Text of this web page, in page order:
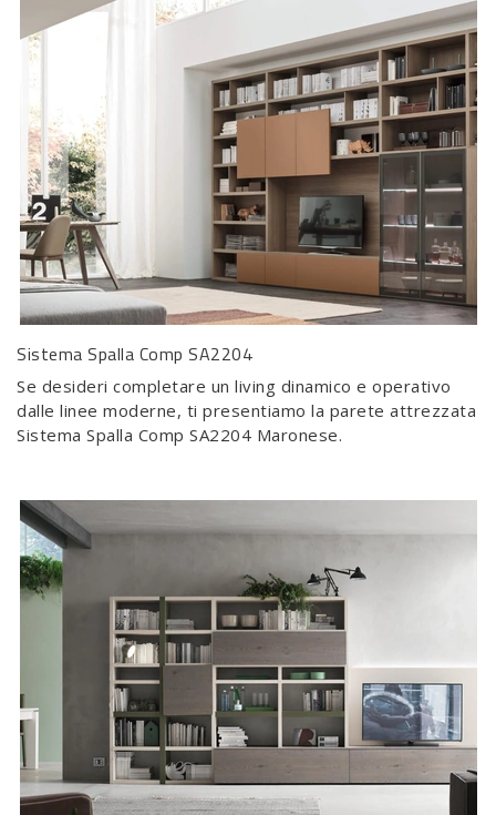
Sistema Spalla Comp SA2204
Se desideri completare un living dinamico e operativo
dalle linee moderne, ti presentiamo la parete attrezzata
Sistema Spalla Comp SA2204 Maronese.